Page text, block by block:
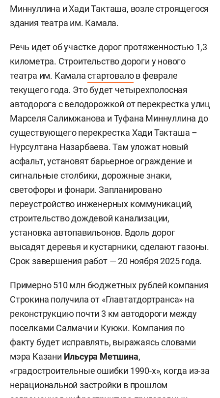
Миннуллина и Хади Такташа, возле строящегося
здания театра им. Камала.
Речь идет об участке дорог протяженностью 1,3
километра. Строительство дороги у нового
театра им. Камаластартовалов феврале
текущего года. Это будет четырехполосная
автодорога с велодорожкой от перекрестка улиц
Марселя Салимжанова и Туфана Миннуллина до
существующего перекрестка Хади Такташа –
Нурсултана Назарбаева. Там уложат новый
асфальт, установят барьерное ограждение и
сигнальные столбики, дорожные знаки,
светофоры и фонари. Запланировано
переустройство инженерных коммуникаций,
строительство дождевой канализации,
установка автопавильонов. Вдоль дорог
высадят деревья и кустарники, сделают газоны.
Срок завершения работ — 20 ноября 2025 года.
Примерно 510 млн бюджетных рублей компания
Строкина получила от «Главтатдортранса» на
реконструкцию почти 3 км автодороги между
поселками Салмачи и Куюки. Компания по
факту будет исправлять, выражаясьсловами
мэра Казани Ильсура Метшина,
«градостроительные ошибки 1990-х», когда из-за
нерациональной застройки в прошлом